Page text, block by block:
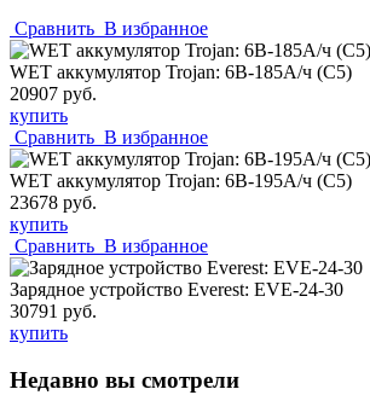
Сравнить В избранное
WET аккумулятор Trojan: 6В-185А/ч (С5)
20907 руб.
купить
Сравнить В избранное
WET аккумулятор Trojan: 6В-195А/ч (С5)
23678 руб.
купить
Сравнить В избранное
Зарядное устройство Everest: EVE-24-30
30791 руб.
купить
Недавно вы смотрели